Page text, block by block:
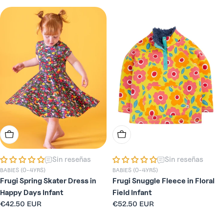
habitual
Elige Opciones
Sin reseñas
BABIES (0-4YRS)
Frugi Spring Skater Dress in
Happy Days Infant
Precio
€42.50 EUR
Elige Opciones
Sin reseñas
BABIES (0-4YRS)
Frugi Snuggle Fleece in Floral
Field Infant
Precio
€52.50 EUR